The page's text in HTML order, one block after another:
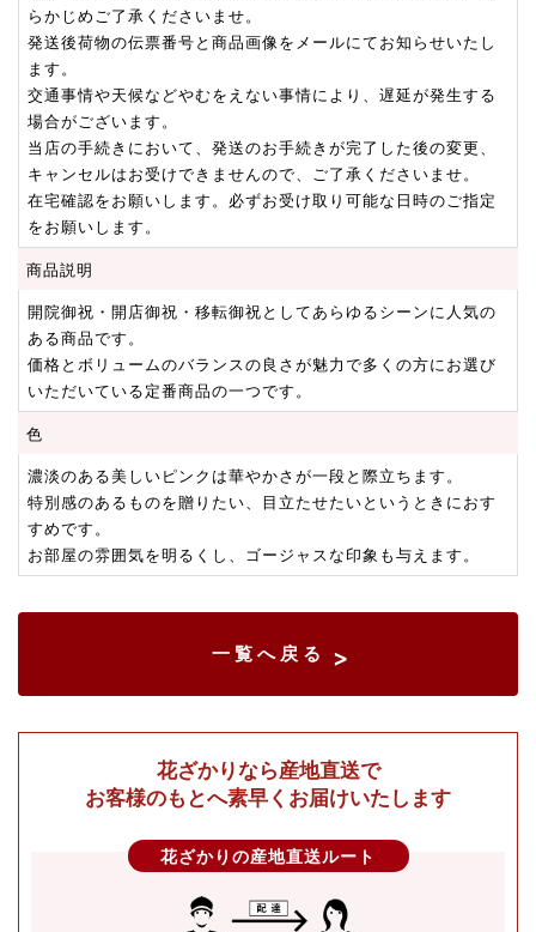
らかじめご了承くださいませ。
発送後荷物の伝票番号と商品画像をメールにてお知らせいたし
ます。
交通事情や天候などやむをえない事情により、遅延が発生する
場合がございます。
当店の手続きにおいて、発送のお手続きが完了した後の変更、
キャンセルはお受けできませんので、ご了承くださいませ。
在宅確認をお願いします。必ずお受け取り可能な日時のご指定
をお願いします。
商品説明
開院御祝・開店御祝・移転御祝としてあらゆるシーンに人気の
ある商品です。
価格とボリュームのバランスの良さが魅力で多くの方にお選び
いただいている定番商品の一つです。
色
濃淡のある美しいピンクは華やかさが一段と際立ちます。
特別感のあるものを贈りたい、目立たせたいというときにおす
すめです。
お部屋の雰囲気を明るくし、ゴージャスな印象も与えます。
一覧へ戻る >
花ざかりなら産地直送で
お客様のもとへ素早くお届けいたします
花ざかりの産地直送ルート